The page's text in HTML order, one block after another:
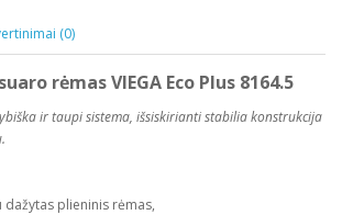
(0)
rėmas VIEGA Eco Plus 8164.5
ir taupi sistema, išsiskirianti stabilia konstrukcija
plieninis rėmas,